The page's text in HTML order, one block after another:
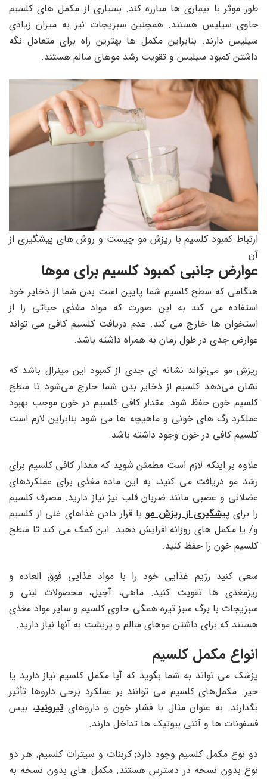
طور موثر با بیماری ها مبارزه کند. بسیاری از مکمل های کلسیم
حاوی سیلیس هستند. همچنین سبزیجات نیز به میزان زیادی
سیلیس دارند. بنابراین مکمل ‌ها بهترین راه برای متعادل نگه
داشتن کمبود سیلیس و تقویت رشد موهای سالم هستند.
ارتباط کمبود کلسیم با ریزش مو چیست و روش های پیشگیری از
آن
عوارض جانبی کمبود کلسیم برای موها
هنگامی که سطح کلسیم شما پایین است بدن شما از ذخایر خود
استفاده می کند به این صورت که مواد مغذی حیاتی را از
استخوان ها خارج می کند. عدم دریافت کلسیم کافی می تواند
عوارض جدی در طول زمان به همراه داشته باشد.
ریزش مو می‌تواند نشانه‌ ای جدی از کمبود این مینرال باشد که
نشان می‌دهد کلسیم از ذخایر بدن شما خارج می‌شود تا سطح
کلسیم خون حفظ شود. مقدار کافی کلسیم در خون موجب بهبود
عملکرد رگ های خونی و ماهیچه ها می شود بنابراین لازم است
کلسیم کافی در خون وجود داشته باشد.
علاوه بر اینکه لازم است مطمئن شوید که مقدار کافی کلسیم برای
رشد مو دریافت می کنید، به این ماده مغذی برای عملکردهای
عضلانی و عصبی مانند ضربان قلب نیز نیاز دارید. مصرف کلسیم
را برایپیشگیری از ریزش موبا قرار دادن غذاهای غنی از کلسیم
و/ یا مکمل های روزانه افزایش دهید. این کمک می کند تا سطح
کلسیم خون را حفظ کنید.
سعی کنید رژیم غذایی خود را با مواد غذایی فوق العاده و
ریزمغذی ها تقویت کنید. ماهی، آجیل، محصولات لبنی و
سبزیجات با برگ سبز تیره همگی حاوی کلسیم و سایر مواد مغذی
هستند که برای داشتن موهای سالم و پرپشت به آنها نیاز دارید.
انواع مکمل کلسیم
پزشک می ‌تواند به شما بگوید که آیا مکمل کلسیم نیاز دارید یا
خیر. مکمل‌های کلسیم می‌ توانند بر عملکرد برخی داروها تأثیر
بگذارند. به عنوان مثال با فشار خون و داروهایتیروئید، بیس
فسفونات ها و آنتی بیوتیک ها تداخل دارند.
دو نوع مکمل کلسیم وجود دارد: کربنات و سیترات کلسیم. هر دو
نوع بدون نسخه در دسترس هستند. مکمل های بدون نسخه به